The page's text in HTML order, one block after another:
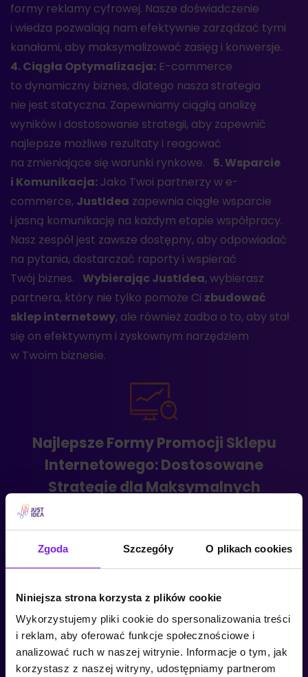
Zgoda Szczegóły O plikach cookies
Niniejsza strona korzysta z plików cookie
Wykorzystujemy pliki cookie do spersonalizowania treści
i reklam, aby oferować funkcje społecznościowe i
analizować ruch w naszej witrynie. Informacje o tym, jak
korzystasz z naszej witryny, udostępniamy partnerom
formy reklamy cyfrowej. Nasze doświadczenie
i wiedza pozwalają nam efektywnie zarządzać tymi
kanałami, aby maksymalizować zasięg i konwersje.
4. Ciągła Optymalizacja: E-commerce
to dynamiczny biznes, dlatego nasza strategia
nie jest statyczna. Zapewniamy ciągłą analizę
wyników i dostosowanie strategii, aby zapewnić
najlepsze możliwe rezultaty i reagować
na zmieniające się warunki rynkowe. 5. Wsparcie
i Komunikacja: Jako Twoi partnerzy w e-
commerce, JustIdea zapewnia ciągłe wsparcie
i jasną komunikację na każdym etapie współpracy.
Nasz zespół jest zawsze dostępny, aby odpowiadać
na pytania, dostarczać raporty i wspierać
Twój biznes. Wybierając JustIdea, wybierasz
partnera, który nie tylko pomoże Ci zbudować
sklep internetowy, ale również zadba o to, aby stał
się on efektywnym i zyskownym narzędziem
w Twoim biznesie.
Najlepsze Formy Promocji Sklepu
Internetowego: Dostosowane
Strategie dla Maksymalnych
Wybór odpowiedniej metody promocji jest kluczowy
odpowiednia dla każdego biznesu. Oto przegląd
najlepszych form promocji, które oferujemy, wraz
z przewidywanymi rezultatami i czasem,
po którym mogą one przynieść efekty:1. SEO